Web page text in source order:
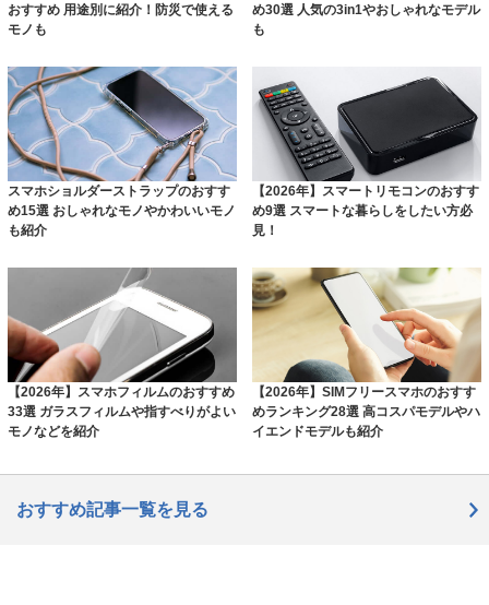
おすすめ 用途別に紹介！防災で使える
モノも
め30選 人気の3in1やおしゃれなモデル
も
スマホショルダーストラップのおすす
め15選 おしゃれなモノやかわいいモノ
も紹介
【2026年】スマートリモコンのおすす
め9選 スマートな暮らしをしたい方必
見！
【2026年】スマホフィルムのおすすめ
33選 ガラスフィルムや指すべりがよい
モノなどを紹介
【2026年】SIMフリースマホのおすす
めランキング28選 高コスパモデルやハ
イエンドモデルも紹介
おすすめ記事一覧を見る